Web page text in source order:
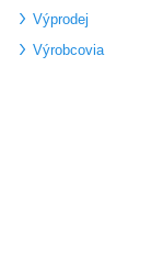
Výprodej
Výrobcovia